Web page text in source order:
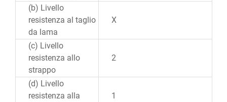
(b) Livello
resistenza al taglio
da lama
X
(c) Livello
resistenza allo
strappo
2
(d) Livello
resistenza alla
1